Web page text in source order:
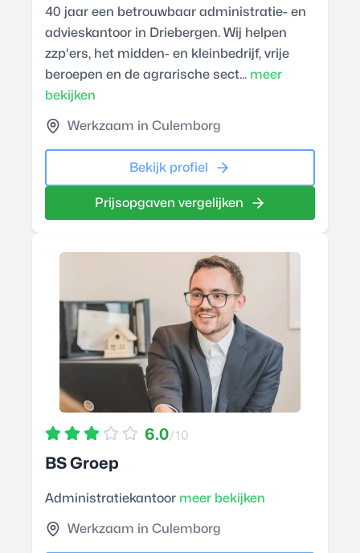
40 jaar een betrouwbaar administratie- en
advieskantoor in Driebergen. Wij helpen
zzp'ers, het midden- en kleinbedrijf, vrije
beroepen en de agrarische sect... meer
bekijken
Werkzaam in Culemborg
Bekijk profiel
Prijsopgaven vergelijken
6.0/10
BS Groep
Administratiekantoor meer bekijken
Werkzaam in Culemborg